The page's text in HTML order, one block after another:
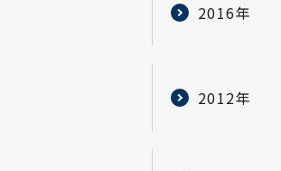
2016年
2012年